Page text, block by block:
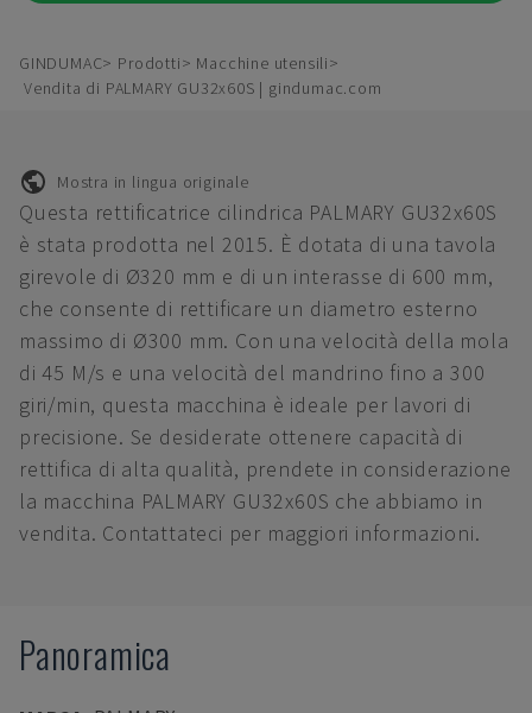
GINDUMAC Prodotti
Macchine utensili
Vendita di PALMARY GU32x60S | gindumac.com
Mostra in lingua originale
Questa rettificatrice cilindrica PALMARY GU32x60S
è stata prodotta nel 2015. È dotata di una tavola
girevole di Ø320 mm e di un interasse di 600 mm,
che consente di rettificare un diametro esterno
massimo di Ø300 mm. Con una velocità della mola
di 45 M/s e una velocità del mandrino fino a 300
giri/min, questa macchina è ideale per lavori di
precisione. Se desiderate ottenere capacità di
rettifica di alta qualità, prendete in considerazione
la macchina PALMARY GU32x60S che abbiamo in
vendita. Contattateci per maggiori informazioni.
Panoramica